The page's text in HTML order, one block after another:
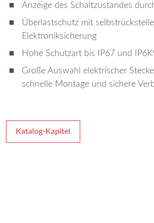
Anzeige des Schaltzustandes
Überlastschutz mit
Elektroniksicherung
Hohe Schutzart bis IP67 und
Große Auswahl elektrischer
schnelle Montage und sichere
Katalog-Kapitel